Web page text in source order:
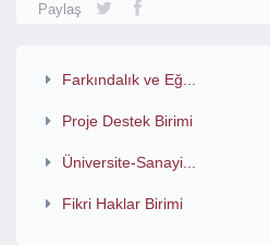
Paylaş
Farkındalık ve Eğ...
Proje Destek Birimi
Üniversite-Sanayi...
Fikri Haklar Birimi